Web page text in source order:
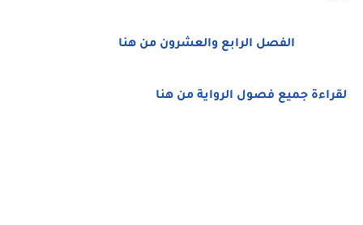
الفصل الرابع والعشرون من هنا
لقراءة جميع فصول الرواية من هنا